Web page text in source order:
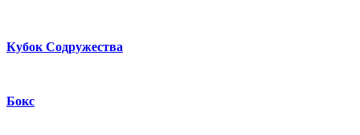
Кубок Содружества
Бокс